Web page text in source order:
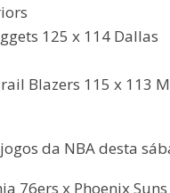
125 x 114 Dallas
Blazers 115 x 113
da NBA desta
76ers x Phoenix Suns